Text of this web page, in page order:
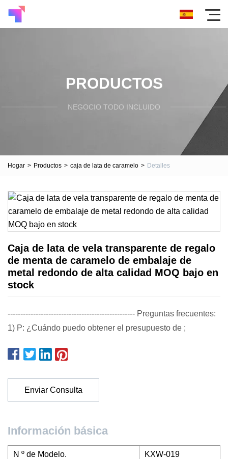
PRODUCTOS
NEGOCIO TODO INCLUIDO
Hogar > Productos > caja de lata de caramelo > Detalles
Caja de lata de vela transparente de regalo
de menta de caramelo de embalaje de
metal redondo de alta calidad MOQ bajo en
stock
-------------------------------------------------- Preguntas frecuentes:
1) P: ¿Cuándo puedo obtener el presupuesto de ;
Enviar Consulta
Información básica
N º de Modelo. KXW-019